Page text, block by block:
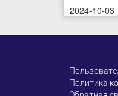
2024-10-03
Политика